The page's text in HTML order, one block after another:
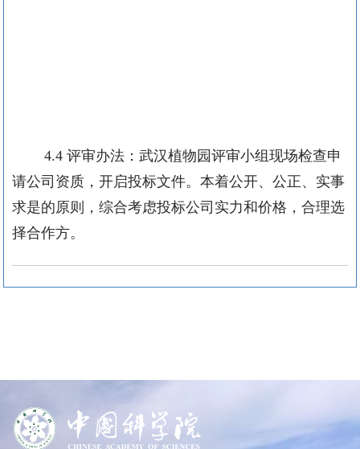
4.4 评审办法：武汉植物园评审小组现场检查申
请公司资质，开启投标文件。本着公开、公正、实事
求是的原则，综合考虑投标公司实力和价格，合理选
择合作方。